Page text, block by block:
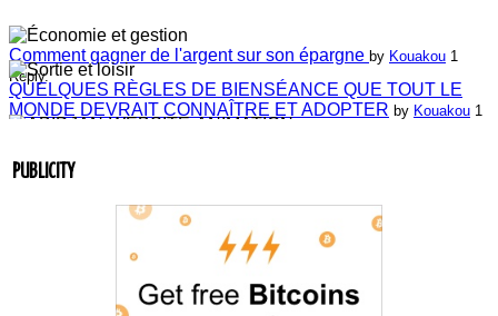
Comment gagner de l'argent sur son épargne by Kouakou 1
Reply.
QUELQUES RÈGLES DE BIENSÉANCE QUE TOUT LE
MONDE DEVRAIT CONNAÎTRE ET ADOPTER by Kouakou 1
ANIMATION
Laissez-nous vos commentaires
La carte d'affaire by Jean-Guillaume Bilé
L'album document administratif est maintenant en vedette sur
Nouvelle Communauté - Marketing
PUBLICITY